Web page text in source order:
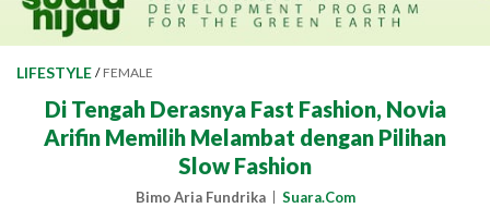
LIFESTYLE / FEMALE
Di Tengah Derasnya Fast Fashion, Novia
Arifin Memilih Melambat dengan Pilihan
Slow Fashion
Bimo Aria Fundrika Suara.Com